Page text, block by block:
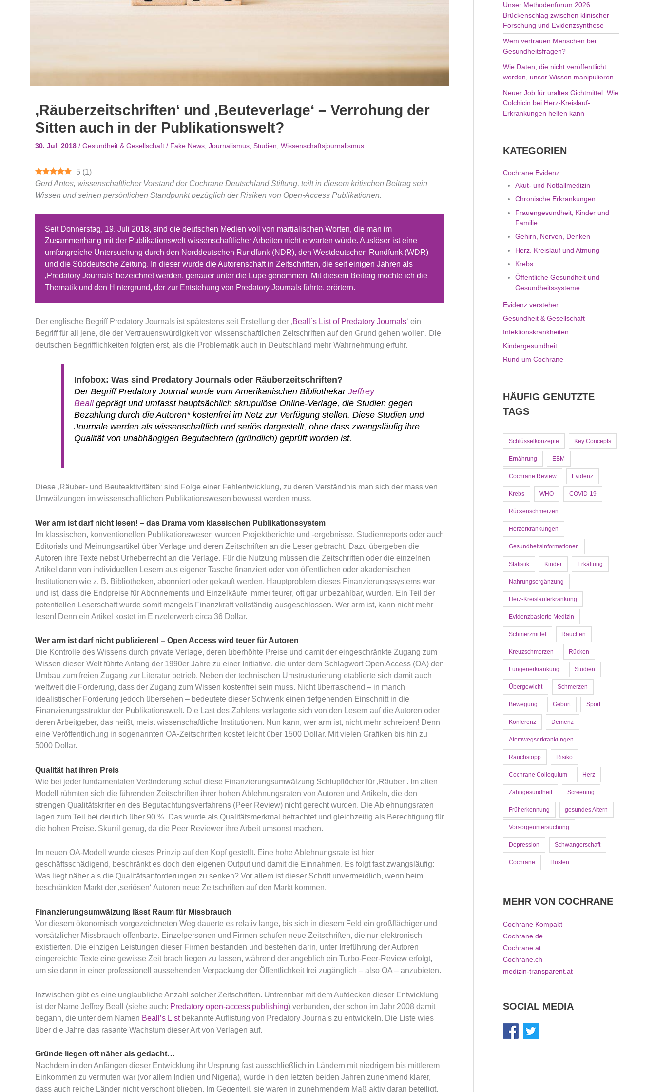
‚Räuberzeitschriften‘ und ‚Beuteverlage‘ – Verrohung der
Sitten auch in der Publikationswelt?
30. Juli 2018 / Gesundheit & Gesellschaft / Fake News Journalismus Studien Wissenschaftsjournalismus
5 (1)
Gerd Antes, wissenschaftlicher Vorstand der Cochrane Deutschland Stiftung, teilt in diesem kritischen Beitrag sein
Wissen und seinen persönlichen Standpunkt bezüglich der Risiken von Open-Access Publikationen.
Seit Donnerstag, 19. Juli 2018, sind die deutschen Medien voll von martialischen Worten, die man im
Zusammenhang mit der Publikationswelt wissenschaftlicher Arbeiten nicht erwarten würde. Auslöser ist eine
umfangreiche Untersuchung durch den Norddeutschen Rundfunk (NDR), den Westdeutschen Rundfunk (WDR)
und die Süddeutsche Zeitung. In dieser wurde die Autorenschaft in Zeitschriften, die seit einigen Jahren als
‚Predatory Journals‘ bezeichnet werden, genauer unter die Lupe genommen. Mit diesem Beitrag möchte ich die
Thematik und den Hintergrund, der zur Entstehung von Predatory Journals führte, erörtern.
Der englische Begriff Predatory Journals ist spätestens seit Erstellung der ‚Beall´s List of Predatory Journals‘ ein
Begriff für all jene, die der Vertrauenswürdigkeit von wissenschaftlichen Zeitschriften auf den Grund gehen wollen. Die
deutschen Begrifflichkeiten folgten erst, als die Problematik auch in Deutschland mehr Wahrnehmung erfuhr.
Infobox: Was sind Predatory Journals oder Räuberzeitschriften?
Der Begriff Predatory Journal wurde vom Amerikanischen Bibliothekar Jeffrey
Beallgeprägt und umfasst hauptsächlich skrupulöse Online-Verlage, die Studien gegen
Bezahlung durch die Autoren* kostenfrei im Netz zur Verfügung stellen. Diese Studien und
Journale werden als wissenschaftlich und seriös dargestellt, ohne dass zwangsläufig ihre
Qualität von unabhängigen Begutachtern (gründlich) geprüft worden ist.
Diese ‚Räuber- und Beuteaktivitäten‘ sind Folge einer Fehlentwicklung, zu deren Verständnis man sich der massiven
Umwälzungen im wissenschaftlichen Publikationswesen bewusst werden muss.
Wer arm ist darf nicht lesen! – das Drama vom klassischen Publikationssystem
Im klassischen, konventionellen Publikationswesen wurden Projektberichte und -ergebnisse, Studienreports oder auch
Editorials und Meinungsartikel über Verlage und deren Zeitschriften an die Leser gebracht. Dazu übergeben die
Autoren ihre Texte nebst Urheberrecht an die Verlage. Für die Nutzung müssen die Zeitschriften oder die einzelnen
Artikel dann von individuellen Lesern aus eigener Tasche finanziert oder von öffentlichen oder akademischen
Institutionen wie z. B. Bibliotheken, abonniert oder gekauft werden. Hauptproblem dieses Finanzierungssystems war
und ist, dass die Endpreise für Abonnements und Einzelkäufe immer teurer, oft gar unbezahlbar, wurden. Ein Teil der
potentiellen Leserschaft wurde somit mangels Finanzkraft vollständig ausgeschlossen. Wer arm ist, kann nicht mehr
lesen! Denn ein Artikel kostet im Einzelerwerb circa 36 Dollar.
Wer arm ist darf nicht publizieren! – Open Access wird teuer für Autoren
Die Kontrolle des Wissens durch private Verlage, deren überhöhte Preise und damit der eingeschränkte Zugang zum
Wissen dieser Welt führte Anfang der 1990er Jahre zu einer Initiative, die unter dem Schlagwort Open Access (OA) den
Umbau zum freien Zugang zur Literatur betrieb. Neben der technischen Umstrukturierung etablierte sich damit auch
weltweit die Forderung, dass der Zugang zum Wissen kostenfrei sein muss. Nicht überraschend – in manch
idealistischer Forderung jedoch übersehen – bedeutete dieser Schwenk einen tiefgehenden Einschnitt in die
Finanzierungsstruktur der Publikationswelt. Die Last des Zahlens verlagerte sich von den Lesern auf die Autoren oder
deren Arbeitgeber, das heißt, meist wissenschaftliche Institutionen. Nun kann, wer arm ist, nicht mehr schreiben! Denn
eine Veröffentlichung in sogenannten OA-Zeitschriften kostet leicht über 1500 Dollar. Mit vielen Grafiken bis hin zu
5000 Dollar.
Qualität hat ihren Preis
Wie bei jeder fundamentalen Veränderung schuf diese Finanzierungsumwälzung Schlupflöcher für ‚Räuber‘. Im alten
Modell rühmten sich die führenden Zeitschriften ihrer hohen Ablehnungsraten von Autoren und Artikeln, die den
strengen Qualitätskriterien des Begutachtungsverfahrens (Peer Review) nicht gerecht wurden. Die Ablehnungsraten
lagen zum Teil bei deutlich über 90 %. Das wurde als Qualitätsmerkmal betrachtet und gleichzeitig als Berechtigung für
die hohen Preise. Skurril genug, da die Peer Reviewer ihre Arbeit umsonst machen.
Im neuen OA-Modell wurde dieses Prinzip auf den Kopf gestellt. Eine hohe Ablehnungsrate ist hier
geschäftsschädigend, beschränkt es doch den eigenen Output und damit die Einnahmen. Es folgt fast zwangsläufig:
Was liegt näher als die Qualitätsanforderungen zu senken? Vor allem ist dieser Schritt unvermeidlich, wenn beim
beschränkten Markt der ‚seriösen‘ Autoren neue Zeitschriften auf den Markt kommen.
Finanzierungsumwälzung lässt Raum für Missbrauch
Vor diesem ökonomisch vorgezeichneten Weg dauerte es relativ lange, bis sich in diesem Feld ein großflächiger und
vorsätzlicher Missbrauch offenbarte. Einzelpersonen und Firmen schufen neue Zeitschriften, die nur elektronisch
existierten. Die einzigen Leistungen dieser Firmen bestanden und bestehen darin, unter Irreführung der Autoren
eingereichte Texte eine gewisse Zeit brach liegen zu lassen, während der angeblich ein Turbo-Peer-Review erfolgt,
um sie dann in einer professionell aussehenden Verpackung der Öffentlichkeit frei zugänglich – also OA – anzubieten.
Inzwischen gibt es eine unglaubliche Anzahl solcher Zeitschriften. Untrennbar mit dem Aufdecken dieser Entwicklung
ist der Name Jeffrey Beall (siehe auch: Predatory open-access publishing) verbunden, der schon im Jahr 2008 damit
begann, die unter dem Namen Beall’s Listbekannte Auflistung von Predatory Journals zu entwickeln. Die Liste wies
über die Jahre das rasante Wachstum dieser Art von Verlagen auf.
Gründe liegen oft näher als gedacht…
Nachdem in den Anfängen dieser Entwicklung ihr Ursprung fast ausschließlich in Ländern mit niedrigem bis mittlerem
Einkommen zu vermuten war (vor allem Indien und Nigeria), wurde in den letzten beiden Jahren zunehmend klarer,
dass auch reiche Länder nicht verschont blieben. Im Gegenteil, sie waren in zunehmendem Maß aktiv daran beteiligt.
Unser Methodenforum 2026:
Brückenschlag zwischen klinischer
Forschung und Evidenzsynthese
Wem vertrauen Menschen bei
Gesundheitsfragen?
Wie Daten, die nicht veröffentlicht
werden, unser Wissen manipulieren
Neuer Job für uraltes Gichtmittel: Wie
Colchicin bei Herz-Kreislauf-
Erkrankungen helfen kann
KATEGORIEN
Cochrane Evidenz
Akut- und Notfallmedizin
Chronische Erkrankungen
Frauengesundheit, Kinder und
Familie
Gehirn, Nerven, Denken
Herz, Kreislauf und Atmung
Krebs
Öffentliche Gesundheit und
Gesundheitssysteme
Evidenz verstehen
Gesundheit & Gesellschaft
Infektionskrankheiten
Kindergesundheit
Rund um Cochrane
HÄUFIG GENUTZTE
TAGS
Schlüsselkonzepte Key Concepts
Ernährung EBM
Cochrane Review Evidenz
Krebs WHO COVID-19
Rückenschmerzen
Herzerkrankungen
Gesundheitsinformationen
Statistik Kinder Erkältung
Nahrungsergänzung
Herz-Kreislauferkrankung
Evidenzbasierte Medizin
Schmerzmittel Rauchen
Kreuzschmerzen Rücken
Lungenerkrankung Studien
Übergewicht Schmerzen
Bewegung Geburt Sport
Konferenz Demenz
Atemwegserkrankungen
Rauchstopp Risiko
Cochrane Colloquium Herz
Zahngesundheit Screening
Früherkennung gesundes Altern
Vorsorgeuntersuchung
Depression Schwangerschaft
Cochrane Husten
MEHR VON COCHRANE
Cochrane Kompakt
Cochrane.de
Cochrane.at
Cochrane.ch
medizin-transparent.at
SOCIAL MEDIA